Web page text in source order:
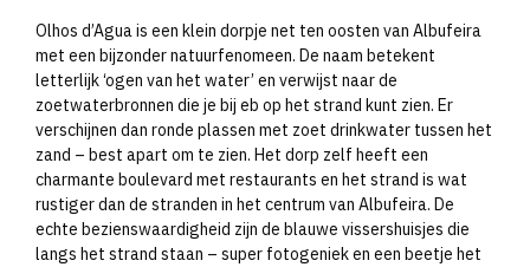
Olhos d’Agua is een klein dorpje net ten oosten van Albufeira
met een bijzonder natuurfenomeen. De naam betekent
letterlijk ‘ogen van het water’ en verwijst naar de
zoetwaterbronnen die je bij eb op het strand kunt zien. Er
verschijnen dan ronde plassen met zoet drinkwater tussen het
zand – best apart om te zien. Het dorp zelf heeft een
charmante boulevard met restaurants en het strand is wat
rustiger dan de stranden in het centrum van Albufeira. De
echte bezienswaardigheid zijn de blauwe vissershuisjes die
langs het strand staan – super fotogeniek en een beetje het